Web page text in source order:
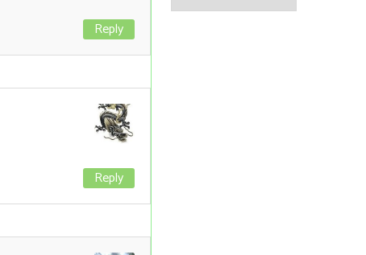
Reply
Reply